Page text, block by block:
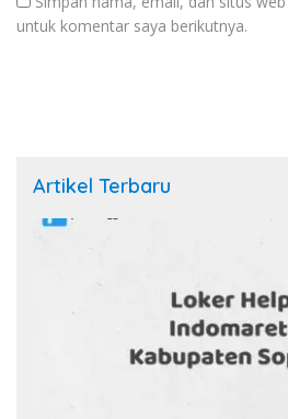
untuk komentar saya berikutnya.
Artikel Terbaru